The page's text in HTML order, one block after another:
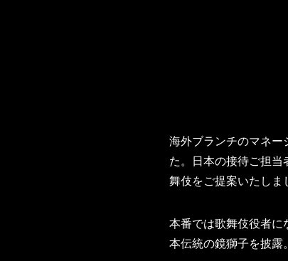
海外ブランチのマネ
た。日本の接待ご担
舞伎をご提案いたしま
本番では歌舞伎役者
本伝統の鏡獅子を披露